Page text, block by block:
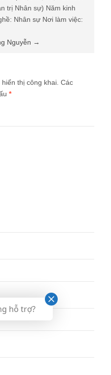
trị Nhân sự) Năm kinh
Nhân sự Nơi làm việc:
Nguyễn →
thị công khai. Các
*
hỗ trợ?